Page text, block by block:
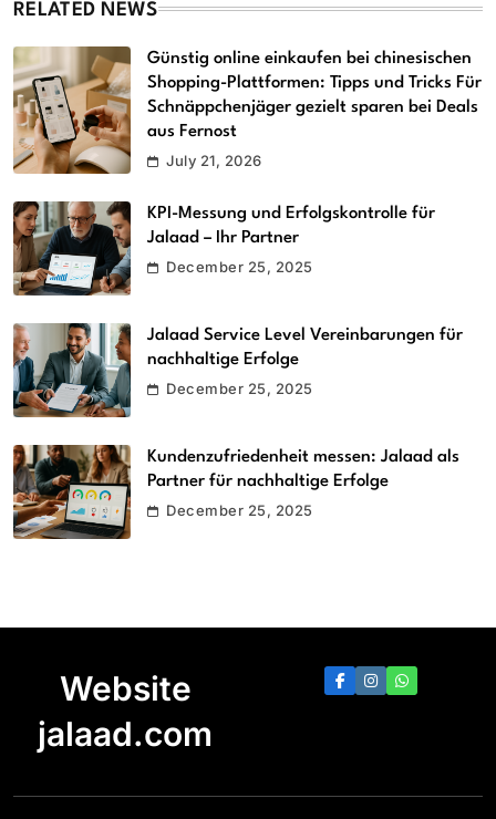
RELATED NEWS
Günstig online einkaufen bei chinesischen
Shopping-Plattformen: Tipps und Tricks Für
Schnäppchenjäger gezielt sparen bei Deals
aus Fernost
July 21, 2026
KPI-Messung und Erfolgskontrolle für
Jalaad – Ihr Partner
December 25, 2025
Jalaad Service Level Vereinbarungen für
nachhaltige Erfolge
December 25, 2025
Kundenzufriedenheit messen: Jalaad als
Partner für nachhaltige Erfolge
December 25, 2025
Website
jalaad.com